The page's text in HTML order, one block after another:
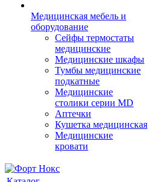
Медицинская мебель и
оборудование
Сейфы термостаты
медицинские
Медицинские шкафы
Тумбы медицинские
подкатные
Медицинские
столики серии MD
Аптечки
Кушетка медицинская
Медицинские
кровати